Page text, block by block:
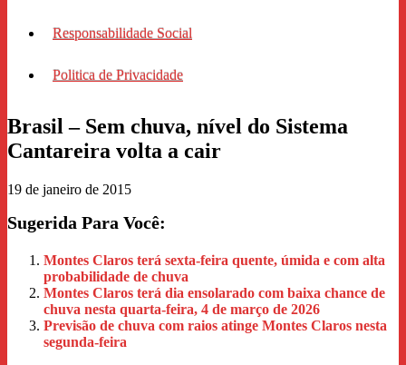
Responsabilidade Social
Politica de Privacidade
Brasil – Sem chuva, nível do Sistema
Cantareira volta a cair
19 de janeiro de 2015
Sugerida Para Você:
Montes Claros terá sexta-feira quente, úmida e com alta
probabilidade de chuva
Montes Claros terá dia ensolarado com baixa chance de
chuva nesta quarta-feira, 4 de março de 2026
Previsão de chuva com raios atinge Montes Claros nesta
segunda-feira